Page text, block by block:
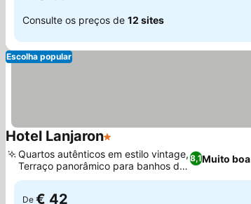
Consulte os preços de 12 sites
Escolha popular
Hotel Lanjaron1 Estrelas
8,1Muito boa
Quartos autênticos em estilo vintage,
Terraço panorâmico para banhos de
sol
De € 42